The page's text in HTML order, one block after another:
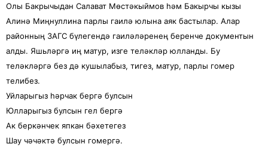
Олы Бакрычыдан Салават Мөстәкыймов һәм Бакырчы кызы
Алинә Миңнуллина парлы гаилә юлына аяк бастылар. Алар
районның ЗАГС бүлегендә гаиләләренең беренче документын
алды. Яшьләргә иң матур, изге теләкләр юлланды. Бу
теләкләргә без дә кушылабыз, тигез, матур, парлы гомер
телибез.
Уйларыгыз һәрчак бергә булсын
Юлларыгыз булсын гел бергә
Ак беркәнчек япкан бәхетегез
Шау чәчәктә булсын гомергә.